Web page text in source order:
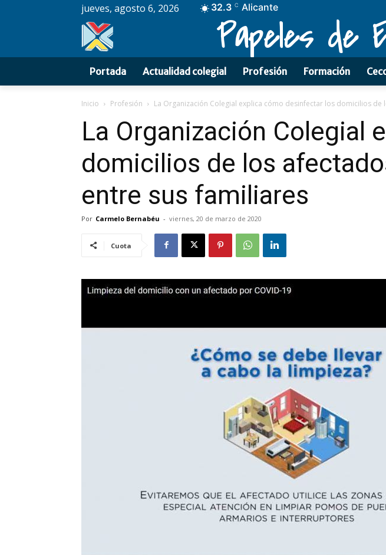
jueves, agosto 6, 2026 32.3 C Alicante
Papeles de
Portada Actualidad colegial Profesión Formación
Inicio Profesión La Organización Colegial explica cómo desinfectar los domicilios de
La Organización Colegial
domicilios de los
entre sus familiares
Por Carmelo Bernabéu - viernes, 20 de marzo de 2020
Cuota